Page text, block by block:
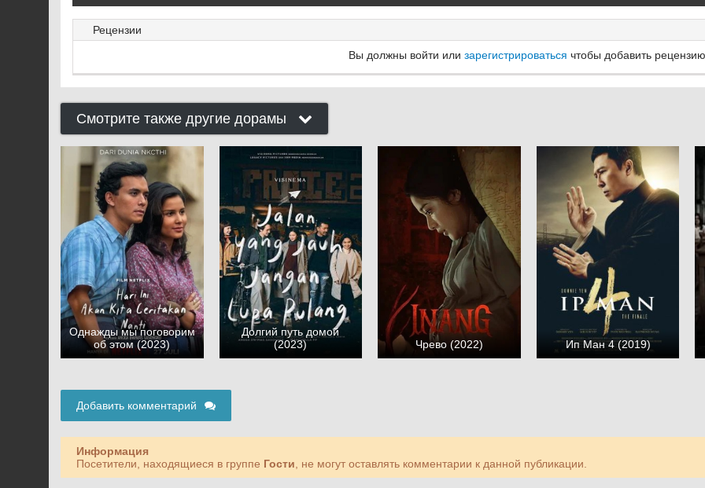
Рецензии
Вы должны войти или зарегистрироваться чтобы добавить рецензию.
Смотрите также другие дорамы
Однажды мы поговорим
об этом (2023)
Долгий путь домой
(2023)
Чрево (2022) Ип Ман 4 (2019)
Добавить комментарий
Информация
Посетители, находящиеся в группе Гости , не могут оставлять комментарии к данной публикации.